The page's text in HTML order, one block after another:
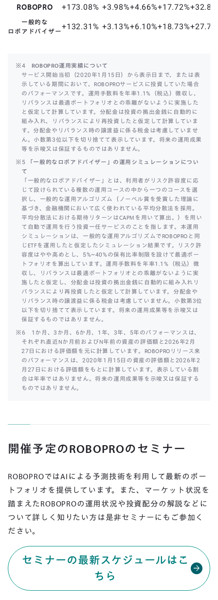
ROBOPRO +173.08% +3.98%+4.66%+17.72%
一般的な
ロボアドバイザー
+132.31% +3.13%+6.10%+18.73%
※4 ROBOPRO運用実績について
サービス開始当初（2020年1月15日）から表示日まで、または表
示している期間において、ROBOPROサービスに投資していた場合
のパフォーマンスです。運用手数料を年率1.1%（税込）徴収し、
リバランスは最適ポートフォリオとの乖離がないように実施した
と仮定して計算しています。分配金は投資の拠出金銭に自動的に
組み入れ、リバランスにより再投資したと仮定して計算していま
す。分配金やリバランス時の譲渡益に係る税金は考慮していませ
ん。小数第3位以下を切り捨てて表示しています。将来の運用成果
等を示唆又は保証するものではありません。
※5
「一般的なロボアドバイザー」の運用シミュレーションについ
て
「一般的なロボアドバイザー」とは、利用者がリスク許容度に応
じて設けられている複数の運用コースの中から一つのコースを選
択し、一般的な運用アルゴリズム（ノーベル賞を受賞した理論に
基づき、金融機関において広く使われている平均分散法を採用。
平均分散法における期待リターンはCAPMを用いて算出。）を用い
て自動で運用を行う投資一任サービスのことを指します。本運用
シミュレーションは、一般的な運用アルゴリズムでROBOPROと同
じETFを運用したと仮定したシミュレーション結果です。リスク許
容度はやや高めとし、5%~40%の保有比率制限を設けて最適ポー
トフォリオを算出しています。運用手数料を年率1.1%（税込）徴
収し、リバランスは最適ポートフォリオとの乖離がないように実
施したと仮定し、分配金は投資の拠出金銭に自動的に組み入れリ
バランスにより再投資したと仮定して計算しています。分配金や
リバランス時の譲渡益に係る税金は考慮していません。小数第3位
以下を切り捨てて表示しています。将来の運用成果等を示唆又は
保証するものではありません。
※6 1か月、3か月、6か月、1年、3年、5年のパフォーマンスは、
それぞれ直近Nか月前およびN年前の資産の評価額と2026年2月
27日における評価額を元に計算しています。ROBOPROリリース来
のパフォーマンスは、2020年1月15日の資産の評価額と2026年2
月27日における評価額をもとに計算しています。表示している割
合は年率ではありません。将来の運用成果等を示唆又は保証する
ものではありません。
開催予定のROBOPROのセミナー
ROBOPROではAIによる予測技術を利用して最新のポー
トフォリオを提供しています。また、マーケット状況を
踏まえたROBOPROの運用状況や投資配分の解説などに
ついて詳しく知りたい方は是非セミナーにもご参加く
ださい。
セミナーの最新スケジュールはこ
ちら
arrow_forward